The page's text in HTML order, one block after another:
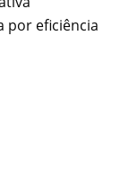
por eficiência